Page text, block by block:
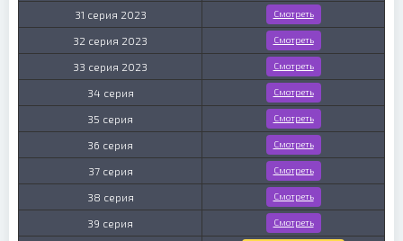
31 серия 2023 Смотреть
32 серия 2023 Смотреть
33 серия 2023 Смотреть
34 серия Смотреть
35 серия Смотреть
36 серия Смотреть
37 серия Смотреть
38 серия Смотреть
39 серия Смотреть